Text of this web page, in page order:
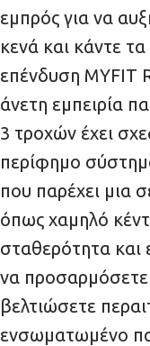
εμπρός για να
κενά και κάντε
επένδυση MYFIT
άνετη εμπειρία
3 τροχών έχει
περίφημο
που παρέχει μια
όπως χαμηλό
σταθερότητα και
να προσαρμόσετε
βελτιώσετε
ενσωματωμένο